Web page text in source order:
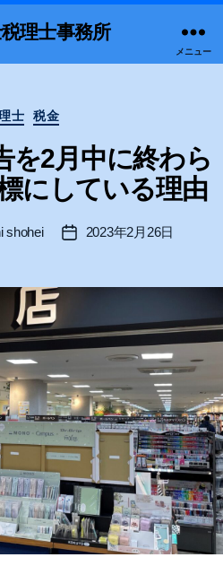
理士事務所
メニュー
カ
テ
ゴ
リ
ー
士 税金
を2月中に終わら
にしている理由
shohei
投
2023年2月26日